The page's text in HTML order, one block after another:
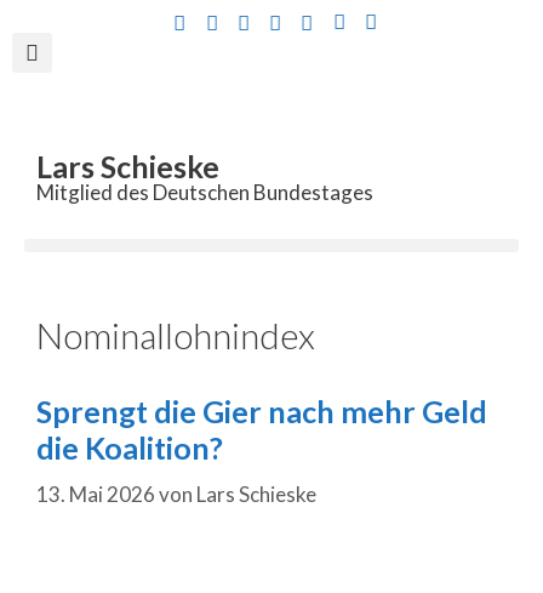
Lars Schieske
Mitglied des Deutschen Bundestages
Nominallohnindex
Sprengt die Gier nach mehr Geld
die Koalition?
13. Mai 2026von Lars Schieske